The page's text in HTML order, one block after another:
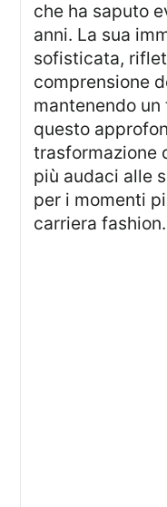
che ha saputo
anni. La sua
sofisticata,
comprensione
mantenendo
questo
trasformazione
più audaci alle
per i momenti
carriera fashion.